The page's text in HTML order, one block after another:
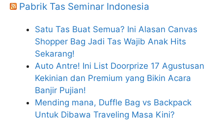
Pabrik Tas Seminar Indonesia
Satu Tas Buat Semua? Ini Alasan Canvas
Shopper Bag Jadi Tas Wajib Anak Hits
Sekarang!
Auto Antre! Ini List Doorprize 17 Agustusan
Kekinian dan Premium yang Bikin Acara
Banjir Pujian!
Mending mana, Duffle Bag vs Backpack
Untuk Dibawa Traveling Masa Kini?